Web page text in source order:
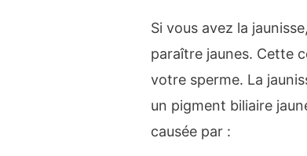
Si vous avez la
paraître jaunes. Cette
votre sperme. La
un pigment biliaire
causée par :